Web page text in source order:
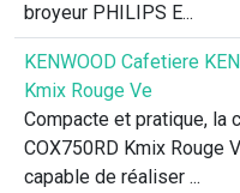
broyeur PHILIPS E...
KENWOOD Cafetiere
Kmix Rouge Ve
Compacte et pratique, la
COX750RD Kmix Rouge
capable de réaliser ...